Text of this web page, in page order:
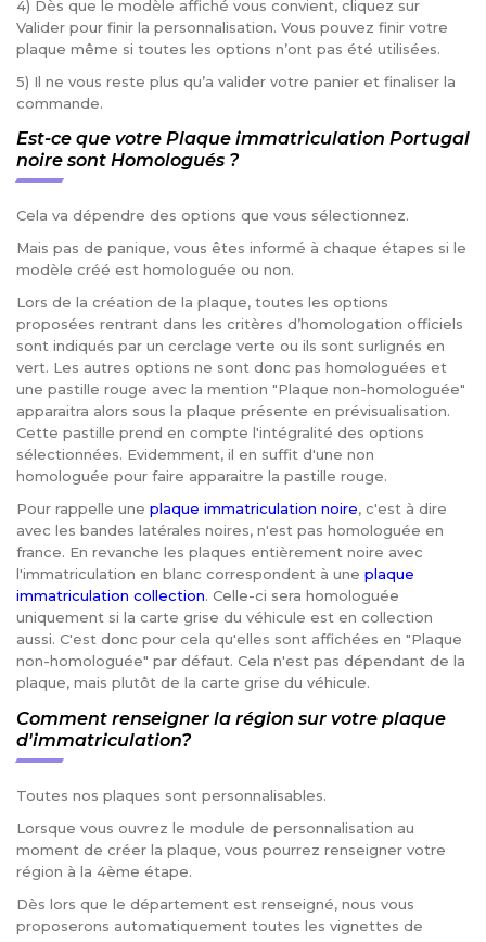
4) Dès que le modèle affiché vous convient, cliquez sur
Valider pour finir la personnalisation. Vous pouvez finir votre
plaque même si toutes les options n’ont pas été utilisées.
5) Il ne vous reste plus qu’a valider votre panier et finaliser la
commande.
Est-ce que votre Plaque immatriculation Portugal
noire sont Homologués ?
Cela va dépendre des options que vous sélectionnez.
Mais pas de panique, vous êtes informé à chaque étapes si le
modèle créé est homologuée ou non.
Lors de la création de la plaque, toutes les options
proposées rentrant dans les critères d’homologation officiels
sont indiqués par un cerclage verte ou ils sont surlignés en
vert. Les autres options ne sont donc pas homologuées et
une pastille rouge avec la mention "Plaque non-homologuée"
apparaitra alors sous la plaque présente en prévisualisation.
Cette pastille prend en compte l'intégralité des options
sélectionnées. Evidemment, il en suffit d'une non
homologuée pour faire apparaitre la pastille rouge.
Pour rappelle une plaque immatriculation noire, c'est à dire
avec les bandes latérales noires, n'est pas homologuée en
france. En revanche les plaques entièrement noire avec
l'immatriculation en blanc correspondent à une plaque
immatriculation collection. Celle-ci sera homologuée
uniquement si la carte grise du véhicule est en collection
aussi. C'est donc pour cela qu'elles sont affichées en "Plaque
non-homologuée" par défaut. Cela n'est pas dépendant de la
plaque, mais plutôt de la carte grise du véhicule.
Comment renseigner la région sur votre plaque
d'immatriculation?
Toutes nos plaques sont personnalisables.
Lorsque vous ouvrez le module de personnalisation au
moment de créer la plaque, vous pourrez renseigner votre
région à la 4ème étape.
Dès lors que le département est renseigné, nous vous
proposerons automatiquement toutes les vignettes de